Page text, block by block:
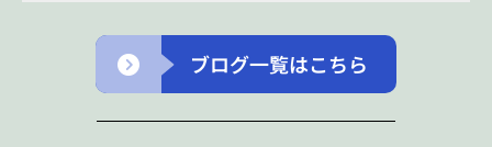
ブログ一覧はこちら